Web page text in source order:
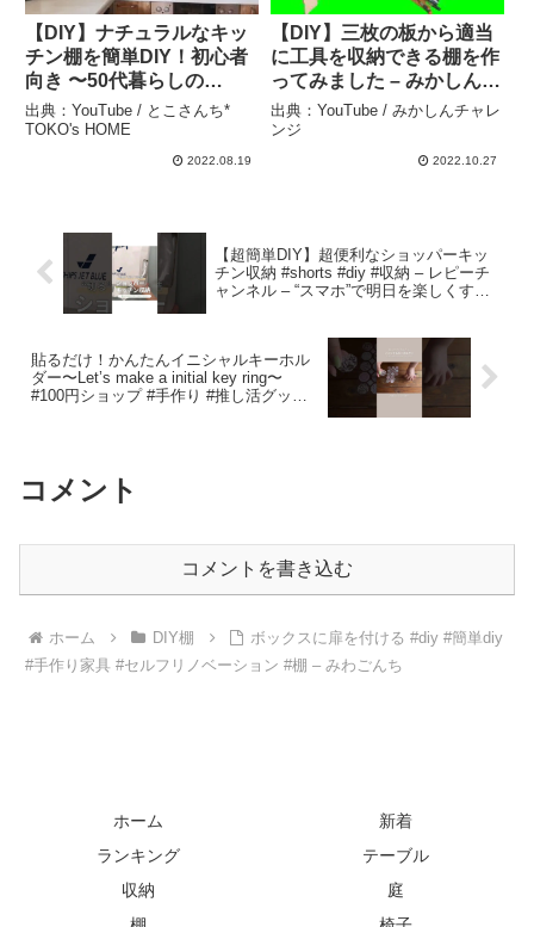
【DIY】ナチュラルなキッ
チン棚を簡単DIY！初心者
向き 〜50代暮らしの
vlog〜 #21 – とこさんち*
TOKO’s HOME
出典：YouTube / とこさんち*
TOKO's HOME
2022.08.19
【DIY】三枚の板から適当
に工具を収納できる棚を作
ってみました – みかしんチ
ャレンジ
出典：YouTube / みかしんチャレ
ンジ
2022.10.27
【超簡単DIY】超便利なショッパーキッ
チン収納 #shorts #diy #収納 – レピーチ
ャンネル – “スマホ”で明日を楽しくする
貼るだけ！かんたんイニシャルキーホル
ダー〜Let’s make a initial key ring〜
#100円ショップ #手作り #推し活グッズ
コメント
コメントを書き込む
ホーム DIY棚
ボックスに扉を付ける #diy #簡単diy
#手作り家具 #セルフリノベーション #棚 – みわごんち
ホーム
新着
ランキング
テーブル
収納
庭